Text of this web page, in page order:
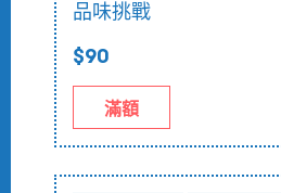
品味挑戰
$90
滿額